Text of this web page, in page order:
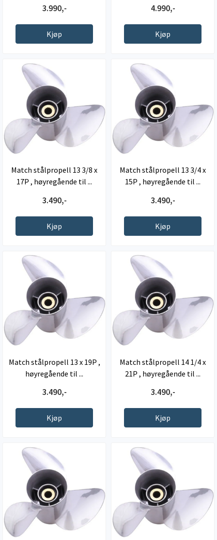
3.990,-
Kjøp
4.990,-
Kjøp
Match stålpropell 13 3/8 x
17P , høyregående til ...
3.490,-
Kjøp
Match stålpropell 13 3/4 x
15P , høyregående til ...
3.490,-
Kjøp
Match stålpropell 13 x 19P ,
høyregående til ...
3.490,-
Kjøp
Match stålpropell 14 1/4 x
21P , høyregående til ...
3.490,-
Kjøp